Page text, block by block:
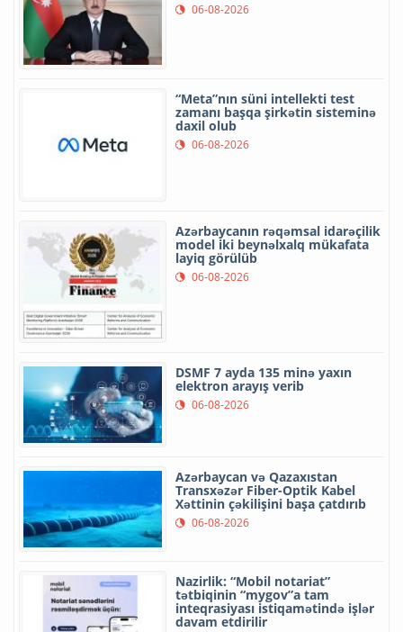
06-08-2026
“Meta”nın süni intellekti test
zamanı başqa şirkətin sisteminə
daxil olub
06-08-2026
Azərbaycanın rəqəmsal idarəçilik
model iki beynəlxalq mükafata
layiq görülüb
06-08-2026
DSMF 7 ayda 135 minə yaxın
elektron arayış verib
06-08-2026
Azərbaycan və Qazaxıstan
Transxəzər Fiber-Optik Kabel
Xəttinin çəkilişini başa çatdırıb
06-08-2026
Nazirlik: “Mobil notariat”
tətbiqinin “mygov”a tam
inteqrasiyası istiqamətində işlər
davam etdirilir